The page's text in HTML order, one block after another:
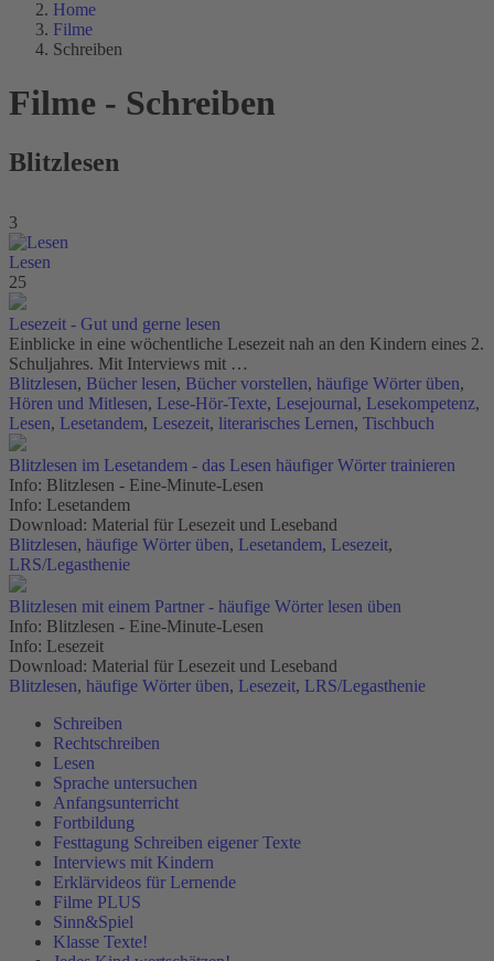
Home
Filme
Schreiben
Filme - Schreiben
Blitzlesen
3
Lesen
25
Lesezeit - Gut und gerne lesen
Einblicke in eine wöchentliche Lesezeit nah an den Kindern eines 2.
Schuljahres. Mit Interviews mit …
Blitzlesen, Bücher lesen, Bücher vorstellen, häufige Wörter üben,
Hören und Mitlesen, Lese-Hör-Texte, Lesejournal, Lesekompetenz,
Lesen, Lesetandem, Lesezeit, literarisches Lernen, Tischbuch
Blitzlesen im Lesetandem - das Lesen häufiger Wörter trainieren
Info: Blitzlesen - Eine-Minute-Lesen
Info: Lesetandem
Download: Material für Lesezeit und Leseband
Blitzlesen, häufige Wörter üben, Lesetandem, Lesezeit,
LRS/Legasthenie
Blitzlesen mit einem Partner - häufige Wörter lesen üben
Info: Blitzlesen - Eine-Minute-Lesen
Info: Lesezeit
Download: Material für Lesezeit und Leseband
Blitzlesen, häufige Wörter üben, Lesezeit, LRS/Legasthenie
Schreiben
Rechtschreiben
Lesen
Sprache untersuchen
Anfangsunterricht
Fortbildung
Festtagung Schreiben eigener Texte
Interviews mit Kindern
Erklärvideos für Lernende
Filme PLUS
Sinn&Spiel
Klasse Texte!